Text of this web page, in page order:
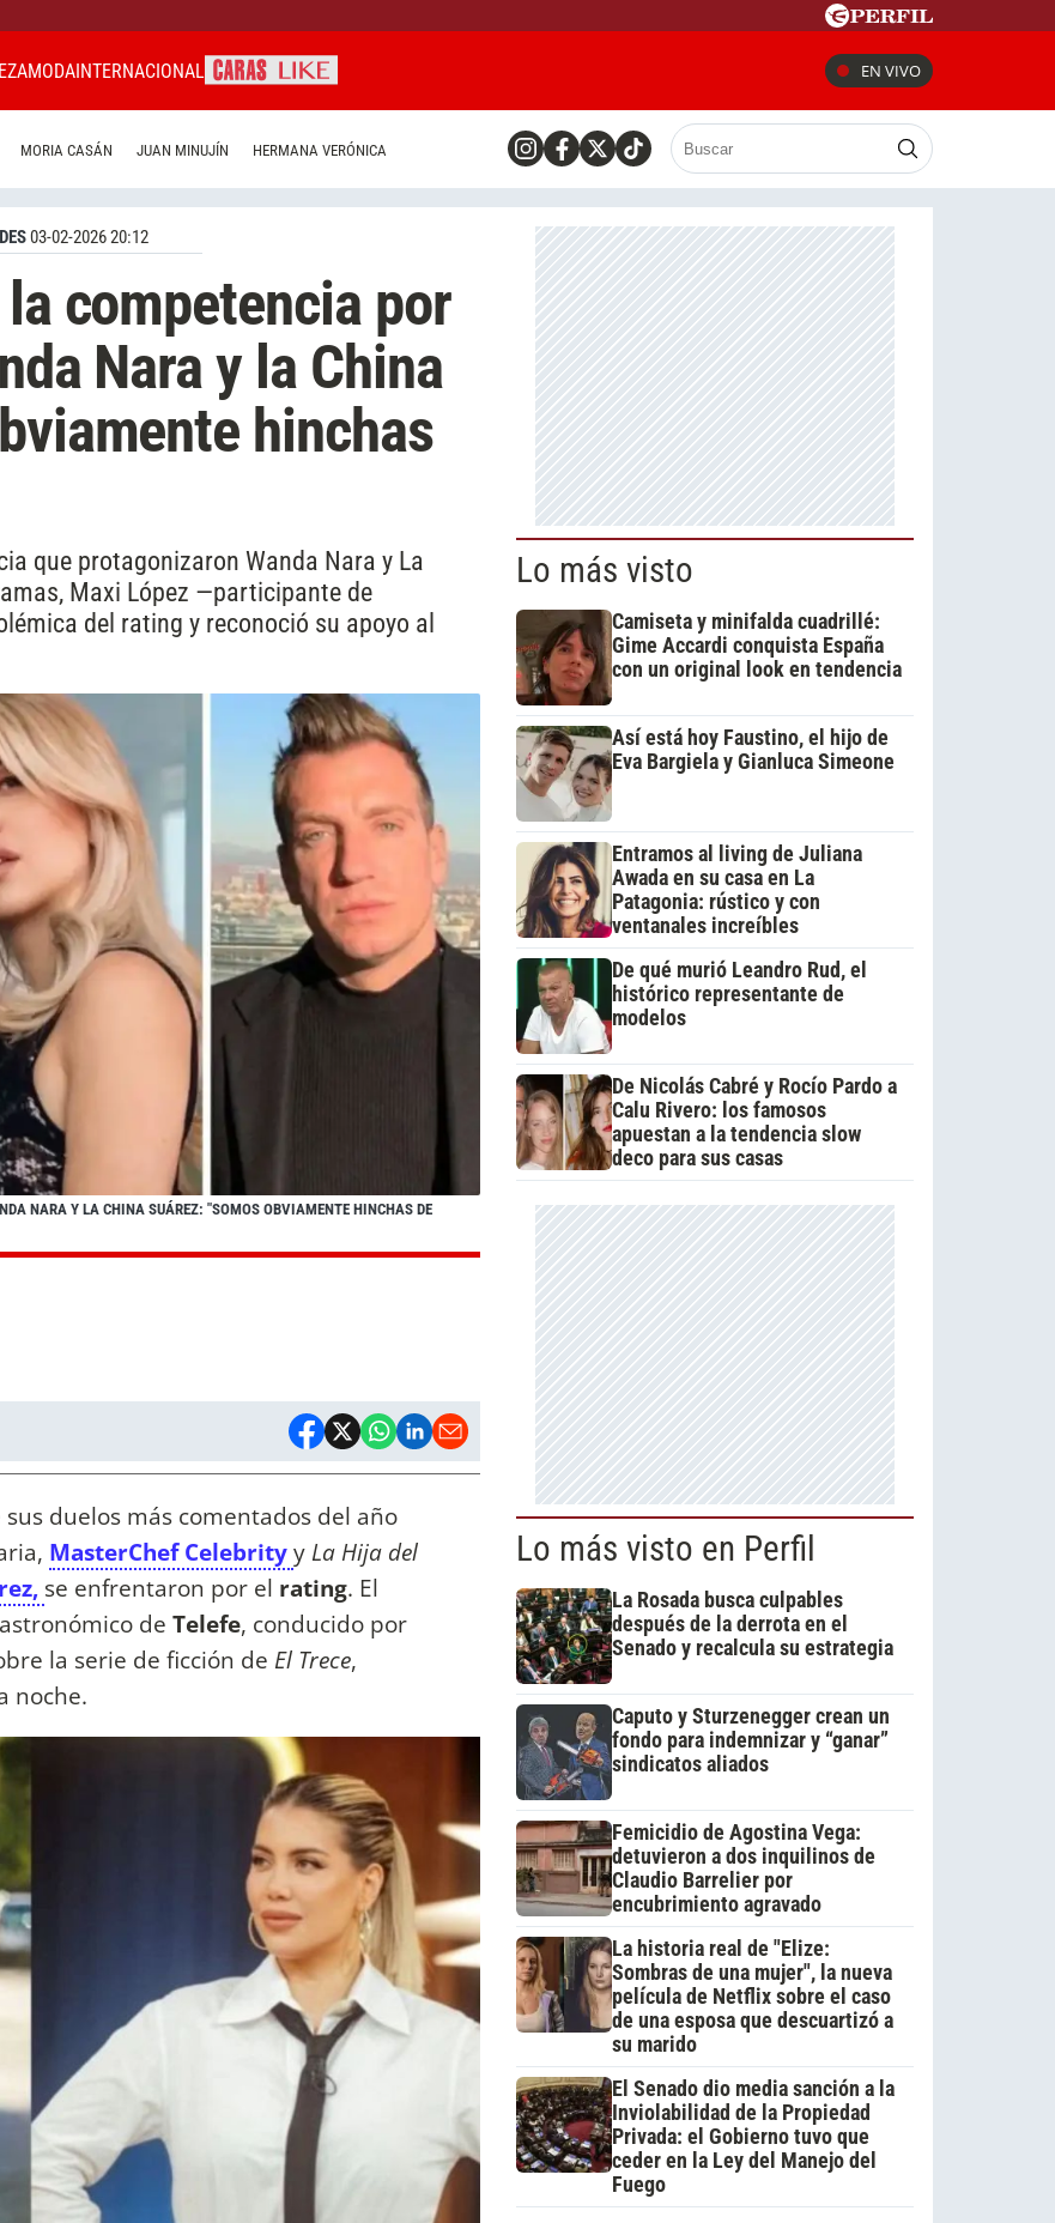
MODAINTERNACIONAL EN VIVO
MORIA CASÁN JUAN MINUJÍN HERMANA VERÓNICA
03-02-2026 20:12
competencia por
Nara y la China
hinchas
que protagonizaron Wanda Nara y La
Maxi López —participante de
del rating y reconoció su apoyo al
NARA Y LA CHINA SUÁREZ: "SOMOS OBVIAMENTE HINCHAS DE
duelos más comentados del año
MasterChef Celebrityy La Hija del
se enfrentaron por el rating. El
de Telefe, conducido por
la serie de ficción de El Trece,
noche.
Lo más visto
Camiseta y minifalda cuadrillé:
Gime Accardi conquista España
con un original look en tendencia
Así está hoy Faustino, el hijo de
Eva Bargiela y Gianluca Simeone
Entramos al living de Juliana
Awada en su casa en La
Patagonia: rústico y con
ventanales increíbles
De qué murió Leandro Rud, el
histórico representante de
modelos
De Nicolás Cabré y Rocío Pardo a
Calu Rivero: los famosos
apuestan a la tendencia slow
deco para sus casas
Lo más visto en Perfil
La Rosada busca culpables
después de la derrota en el
Senado y recalcula su estrategia
Caputo y Sturzenegger crean un
fondo para indemnizar y “ganar”
sindicatos aliados
Femicidio de Agostina Vega:
detuvieron a dos inquilinos de
Claudio Barrelier por
encubrimiento agravado
La historia real de "Elize:
Sombras de una mujer", la nueva
película de Netflix sobre el caso
de una esposa que descuartizó a
su marido
El Senado dio media sanción a la
Inviolabilidad de la Propiedad
Privada: el Gobierno tuvo que
ceder en la Ley del Manejo del
Fuego